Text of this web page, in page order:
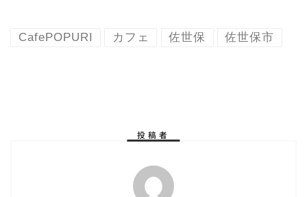
レーが美味し
いくて、メロ
CafePOPURI カフェ 佐世保 佐世保市
投稿者